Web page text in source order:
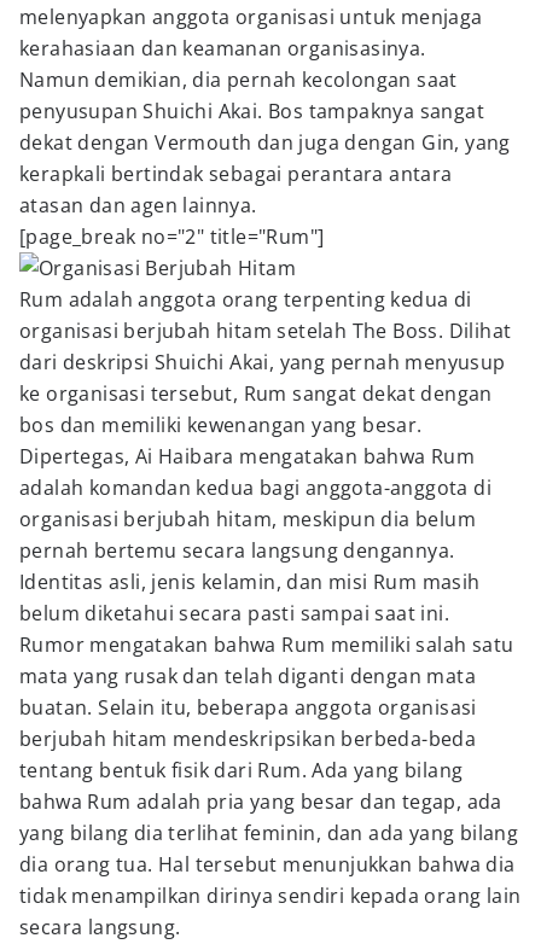
melenyapkan anggota organisasi untuk menjaga
kerahasiaan dan keamanan organisasinya.
Namun demikian, dia pernah kecolongan saat
penyusupan Shuichi Akai. Bos tampaknya sangat
dekat dengan Vermouth dan juga dengan Gin, yang
kerapkali bertindak sebagai perantara antara
atasan dan agen lainnya.
[page_break no="2" title="Rum"]
Rum adalah anggota orang terpenting kedua di
organisasi berjubah hitam setelah The Boss. Dilihat
dari deskripsi Shuichi Akai, yang pernah menyusup
ke organisasi tersebut, Rum sangat dekat dengan
bos dan memiliki kewenangan yang besar.
Dipertegas, Ai Haibara mengatakan bahwa Rum
adalah komandan kedua bagi anggota-anggota di
organisasi berjubah hitam, meskipun dia belum
pernah bertemu secara langsung dengannya.
Identitas asli, jenis kelamin, dan misi Rum masih
belum diketahui secara pasti sampai saat ini.
Rumor mengatakan bahwa Rum memiliki salah satu
mata yang rusak dan telah diganti dengan mata
buatan. Selain itu, beberapa anggota organisasi
berjubah hitam mendeskripsikan berbeda-beda
tentang bentuk fisik dari Rum. Ada yang bilang
bahwa Rum adalah pria yang besar dan tegap, ada
yang bilang dia terlihat feminin, dan ada yang bilang
dia orang tua. Hal tersebut menunjukkan bahwa dia
tidak menampilkan dirinya sendiri kepada orang lain
secara langsung.